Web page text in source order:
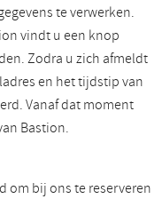
te verwerken.
vindt u een knop
Zodra u zich afmeldt
en het tijdstip van
Vanaf dat moment
Bastion.
om bij ons te reserveren